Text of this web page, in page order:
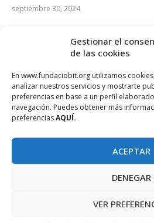
Gestionar el
de las cookies
En www.fundaciobit.org utilizamos
analizar nuestros servicios y mostrarte
preferencias en base a un perfil
navegación. Puedes obtener más
preferenciasAQUÍ.
ACEPTAR
DENEGAR
VER
septiembre 30, 2024
del Gobierno de las Illes Balears a